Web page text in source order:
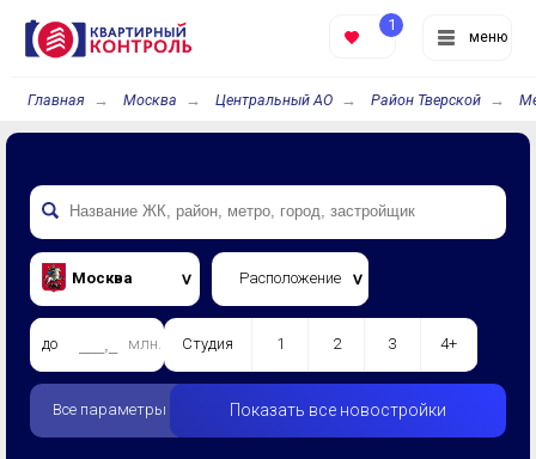
меню
1
Главная Москва Центральный АО Район Тверской
Москва Расположение
до млн. Студия 1 2 3 4+
Все параметры Показать все новостройки